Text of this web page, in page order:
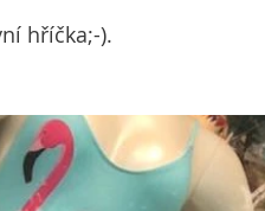
hříčka;-).